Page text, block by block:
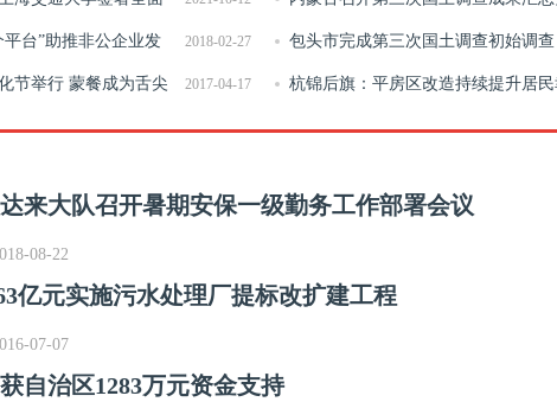
施方案讨论会
2018-02-27
台”助推非公企业发 包头市完成第三次国土调查初始调查
2017-04-17
节举行 蒙餐成为舌尖 杭锦后旗：平房区改造持续提升居
来大队召开暑期安保一级勤务工作部署会议
08-22
亿元实施污水处理厂提标改扩建工程
07-07
自治区1283万元资金支持